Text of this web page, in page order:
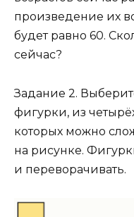
произведение их
будет равно 60.
сейчас?
Задание 2.
фигурки, из
которых можно
на рисунке.
и переворачивать.